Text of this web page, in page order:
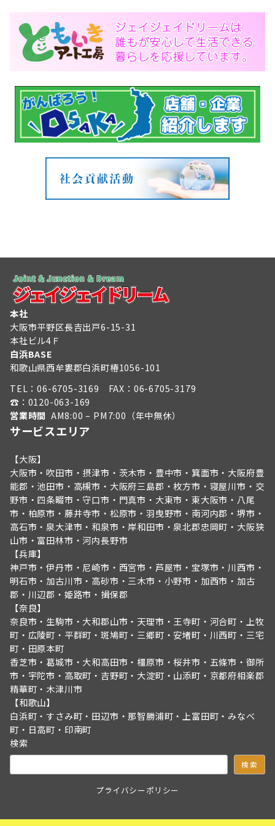
本社
大阪市平野区長吉出戸6-15-31
本社ビル4Ｆ
白浜BASE
和歌山県西牟婁郡白浜町椿1056-101
TEL：06-6705-3169 FAX：06-6705-3179
☎︎： 0120-063-169
営業時間 AM8:00 – PM7:00（年中無休）
サービスエリア
【大阪】
大阪市・吹田市・摂津市・茨木市・豊中市・箕面市・大阪府豊
能郡・池田市・高槻市・大阪府三島郡・枚方市・寝屋川市・交
野市・四条畷市・守口市・門真市・大東市・東大阪市・八尾
市・柏原市・藤井寺市・松原市・羽曳野市・南河内郡・堺市・
高石市・泉大津市・和泉市・岸和田市・泉北郡忠岡町・大阪狭
山市・富田林市・河内長野市
【兵庫】
神戸市・伊丹市・尼崎市・西宮市・芦屋市・宝塚市・川西市・
明石市・加古川市・高砂市・三木市・小野市・加西市・加古
郡・川辺郡・姫路市・揖保郡
【奈良】
奈良市・生駒市・大和郡山市・天理市・王寺町・河合町・上牧
町・広陵町・平群町・斑鳩町・三郷町・安堵町・川西町・三宅
町・田原本町
香芝市・葛城市・大和高田市・橿原市・桜井市・五條市・御所
市・宇陀市・高取町・吉野町・大淀町・山添町・京都府相楽郡
精華町・木津川市
【和歌山】
白浜町・すさみ町・田辺市・那智勝浦町・上富田町・みなべ
町・日高町・印南町
検索
検索
プライバシーポリシー